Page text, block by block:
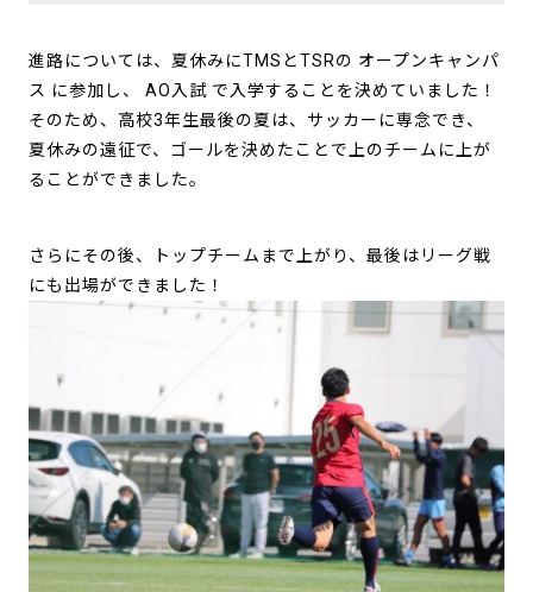
進路については、夏休みにTMSとTSRの オープンキャンパ
ス に参加し、 AO入試 で入学することを決めていました！
そのため、高校3年生最後の夏は、サッカーに専念でき、
夏休みの遠征で、ゴールを決めたことで上のチームに上が
ることができました。
さらにその後、トップチームまで上がり、最後はリーグ戦
にも出場ができました！